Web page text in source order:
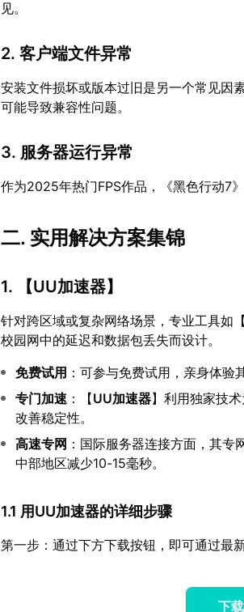
见。
2. 客户端文件异常
安装文件损坏或版本过旧是另一个常见因
可能导致兼容性问题。
3. 服务器运行异常
作为2025年热门FPS作品，《黑色行动7
二. 实用解决方案集锦
1. 【UU加速器】
针对跨区域或复杂网络场景，专业工具如【
校园网中的延迟和数据包丢失而设计。
免费试用 ：可参与免费试用，亲身体验
专门加速 ：【UU加速器】利用独家技
改善稳定性。
高速专网 ：国际服务器连接方面，其专
中部地区减少10-15毫秒。
1.1 用UU加速器的详细步骤
第一步：通过下方下载按钮，即可通过最
下